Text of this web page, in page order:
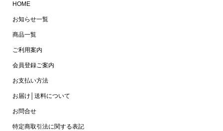
HOME
お知らせ一覧
商品一覧
ご利用案内
会員登録ご案内
お支払い方法
お届け│送料について
お問合せ
特定商取引法に関する表記